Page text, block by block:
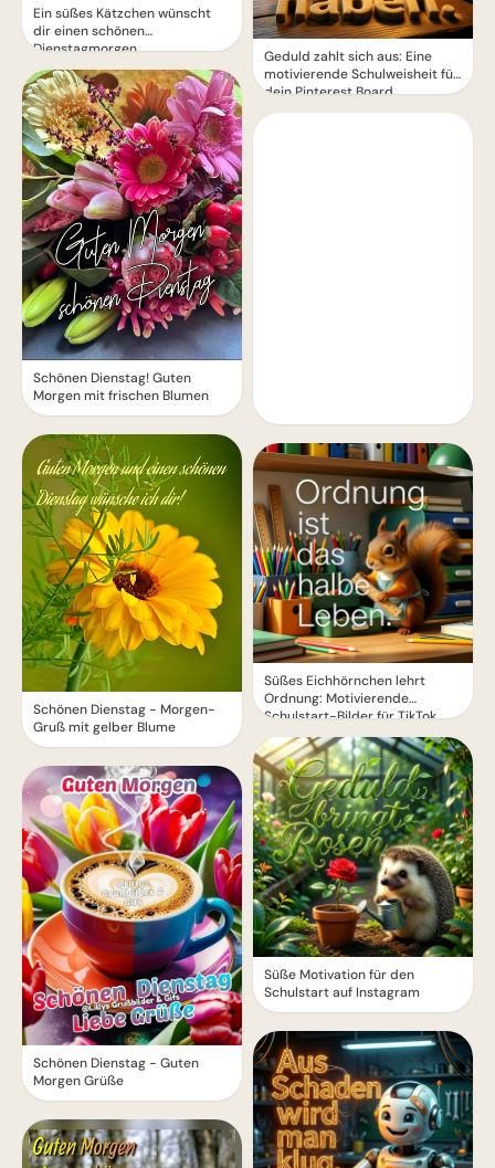
Ein süßes Kätzchen wünscht
dir einen schönen
Dienstagmorgen
Schönen Dienstag! Guten
Morgen mit frischen Blumen
Schönen Dienstag - Morgen-
Gruß mit gelber Blume
Schönen Dienstag - Guten
Morgen Grüße
Geduld zahlt sich aus: Eine
motivierende Schulweisheit für
dein Pinterest Board
Süßes Eichhörnchen lehrt
Ordnung: Motivierende
Schulstart-Bilder für TikTok
Süße Motivation für den
Schulstart auf Instagram